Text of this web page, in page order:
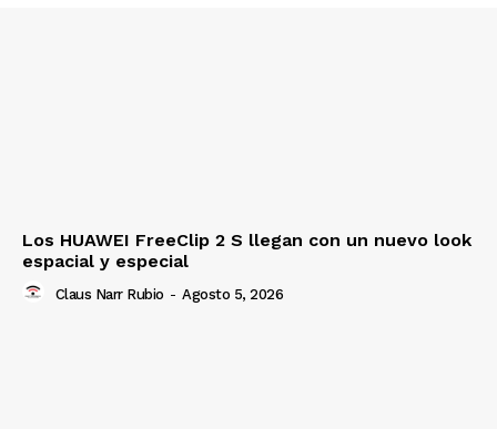
Los HUAWEI FreeClip 2 S llegan con un nuevo look
espacial y especial
Claus Narr Rubio - Agosto 5, 2026